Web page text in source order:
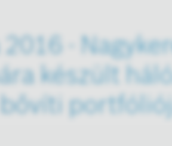
-
készült